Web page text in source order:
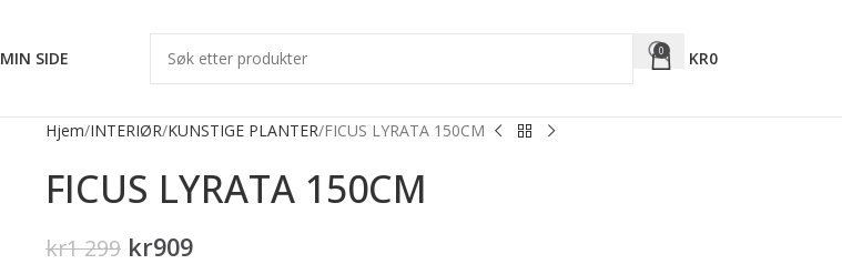
MIN SIDE 0 KR0
Hjem INTERIØR KUNSTIGE PLANTER FICUS LYRATA 150CM
FICUS LYRATA 150CM
kr1 299 kr909